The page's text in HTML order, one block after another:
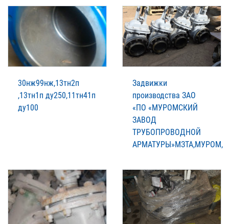
30нж99нж,13тн2п
,13тн1п ду250,11тн41п
ду100
Задвижки
производства ЗАО
«ПО «МУРОМСКИЙ
ЗАВОД
ТРУБОПРОВОДНОЙ
АРМАТУРЫ»МЗТА,МУРОМ,